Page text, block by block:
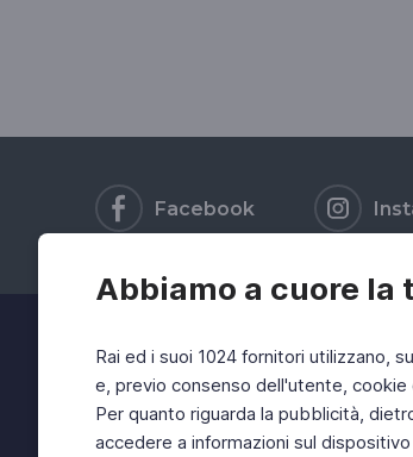
Abbiamo a cuore la
Rai ed i suoi 1024 fornitori utilizzano,
e, previo consenso dell'utente,
Per quanto riguarda la pubblicità,
accedere a informazioni sul
Facebook